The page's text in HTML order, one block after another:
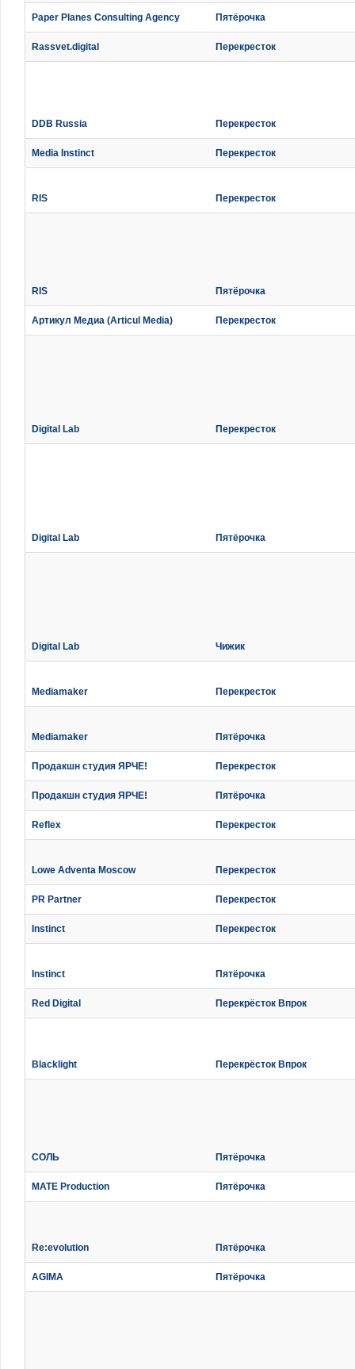
Paper Planes Consulting Agency Пятёрочка
Rassvet.digital Перекресток
DDB Russia Перекресток
Media Instinct Перекресток
RIS Перекресток
RIS Пятёрочка
Артикул Медиа (Articul Media) Перекресток
Digital Lab Перекресток
Digital Lab Пятёрочка
Digital Lab Чижик
Mediamaker Перекресток
Mediamaker Пятёрочка
Продакшн студия ЯРЧЕ! Перекресток
Продакшн студия ЯРЧЕ! Пятёрочка
Reflex Перекресток
Lowe Adventa Moscow Перекресток
PR Partner Перекресток
Instinct Перекресток
Instinct Пятёрочка
Red Digital Перекрёсток Впрок
Blacklight Перекрёсток Впрок
СОЛЬ Пятёрочка
MATE Production Пятёрочка
Re:evolution Пятёрочка
AGIMA Пятёрочка